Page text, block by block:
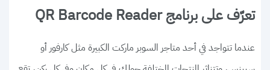
تعرّف على برنامج QR Barcode Reader
عندما تتواجد في أحد متاجر السوبر ماركت الكبيرة مثل كارفور أو